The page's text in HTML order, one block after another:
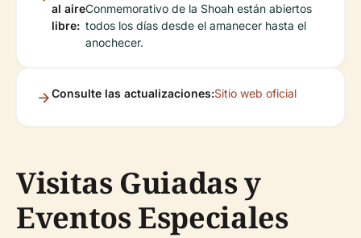
al aire
libre:
Conmemorativo de la Shoah están abiertos
todos los días desde el amanecer hasta el
anochecer.
Consulte las actualizaciones:Sitio web oficial
Visitas Guiadas y
Eventos Especiales